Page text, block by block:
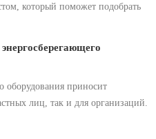
который поможет подобрать
оборудования приносит
лиц, так и для организаций.